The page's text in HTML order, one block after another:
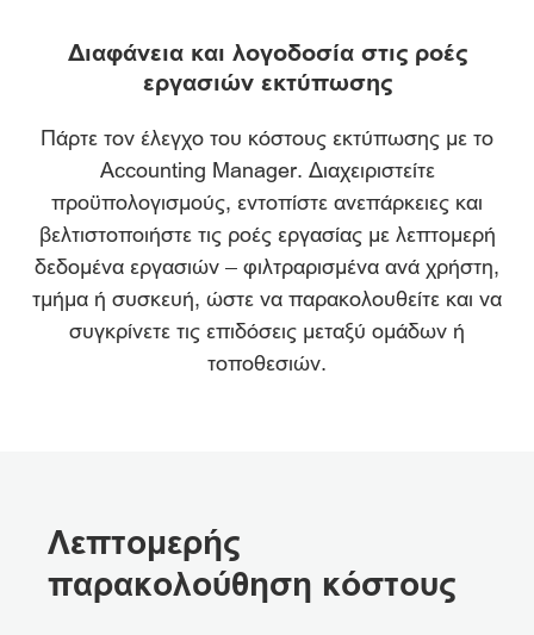
ΠΛΕΟΝΕΚΤΗΜΑΤΑ
ΛΗΨΗ ΦΥΛΛΑΔΙΟΥ
ΛΗΨΗ ΛΟΓΙΣΜΙΚΟΥ
Διαφάνεια και λογοδοσία στις ροές
εργασιών εκτύπωσης
Πάρτε τον έλεγχο του κόστους εκτύπωσης με το
Accounting Manager. Διαχειριστείτε
προϋπολογισμούς, εντοπίστε ανεπάρκειες και
βελτιστοποιήστε τις ροές εργασίας με λεπτομερή
δεδομένα εργασιών – φιλτραρισμένα ανά χρήστη,
τμήμα ή συσκευή, ώστε να παρακολουθείτε και να
συγκρίνετε τις επιδόσεις μεταξύ ομάδων ή
τοποθεσιών.
Λεπτομερής
παρακολούθηση κόστους